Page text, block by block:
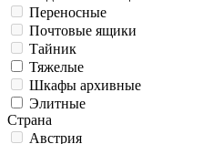
Переносные
Почтовые ящики
Тайник
Тяжелые
Шкафы архивные
Элитные
Страна
Австрия